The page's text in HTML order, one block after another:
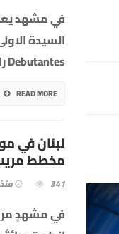
في مشهد
Debutantes راقص وزير الاعلام بول مرقص
READ MORE
لبنان في
مخطط
341
في مشهدٍ